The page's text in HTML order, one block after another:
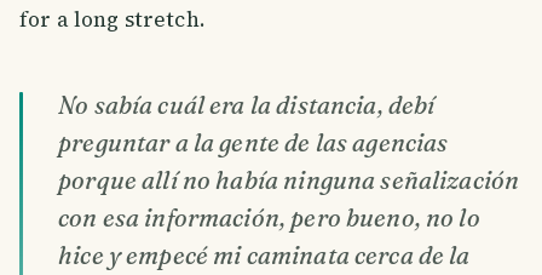
for a long stretch.
No sabía cuál era la distancia, debí
preguntar a la gente de las agencias
porque allí no había ninguna señalización
con esa información, pero bueno, no lo
hice y empecé mi caminata cerca de la